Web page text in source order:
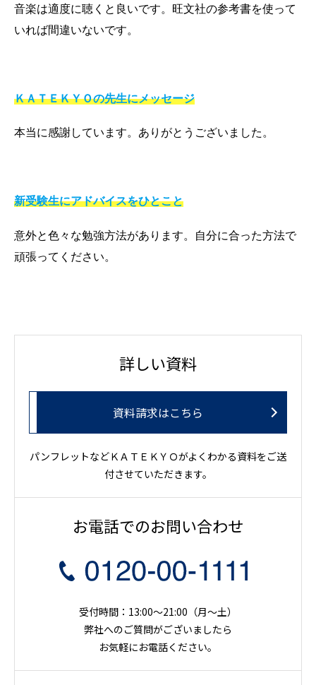
音楽は適度に聴くと良いです。旺文社の参考書を使って
いれば間違いないです。
ＫＡＴＥＫＹＯの先生にメッセージ
本当に感謝しています。ありがとうございました。
新受験生にアドバイスをひとこと
意外と色々な勉強方法があります。自分に合った方法で
頑張ってください。
詳しい資料
資料請求はこちら
パンフレットなどＫＡＴＥＫＹＯがよくわかる資料をご送
付させていただきます。
お電話でのお問い合わせ
受付時間：13:00～21:00（月〜土）
弊社へのご質問がございましたら
お気軽にお電話ください。